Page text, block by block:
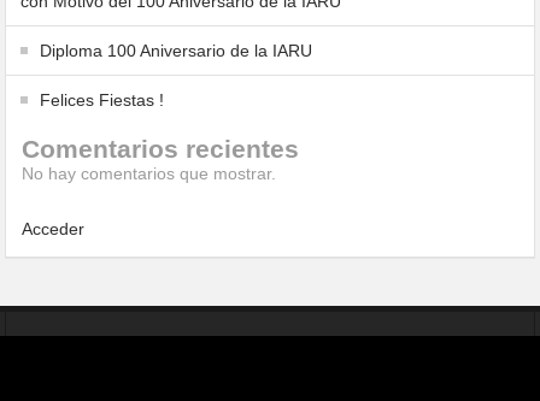
Diploma 100 Aniversario de la IARU
Felices Fiestas !
Comentarios recientes
No hay comentarios que mostrar.
Acceder